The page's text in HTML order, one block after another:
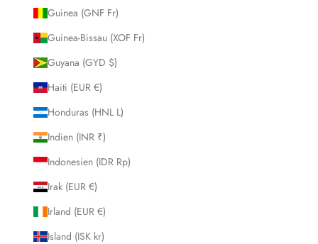
Guinea (GNF Fr)
Guinea-Bissau (XOF Fr)
Guyana (GYD $)
Haiti (EUR €)
Honduras (HNL L)
Indien (INR ₹)
Indonesien (IDR Rp)
Irak (EUR €)
Irland (EUR €)
Island (ISK kr)